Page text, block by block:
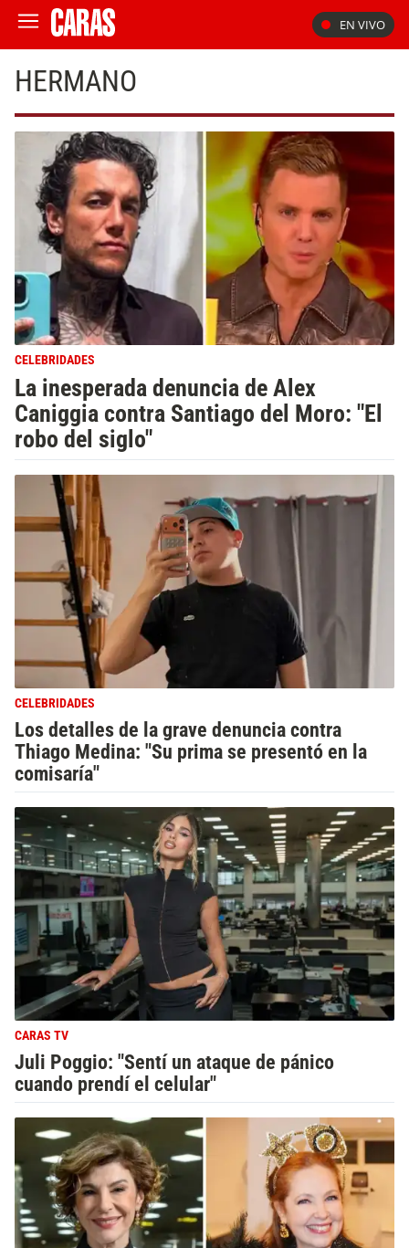
EN VIVO
HERMANO
CELEBRIDADES
La inesperada denuncia de Alex
Caniggia contra Santiago del Moro: "El
robo del siglo"
CELEBRIDADES
Los detalles de la grave denuncia contra
Thiago Medina: "Su prima se presentó en la
comisaría"
CARAS TV
Juli Poggio: "Sentí un ataque de pánico
cuando prendí el celular"